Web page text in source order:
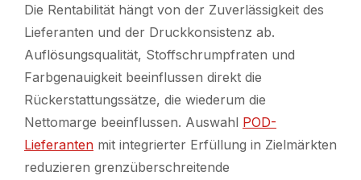
Die Rentabilität hängt von der Zuverlässigkeit des
Lieferanten und der Druckkonsistenz ab.
Auflösungsqualität, Stoffschrumpfraten und
Farbgenauigkeit beeinflussen direkt die
Rückerstattungssätze, die wiederum die
Nettomarge beeinflussen. Auswahl POD-
Lieferanten mit integrierter Erfüllung in Zielmärkten
reduzieren grenzüberschreitende